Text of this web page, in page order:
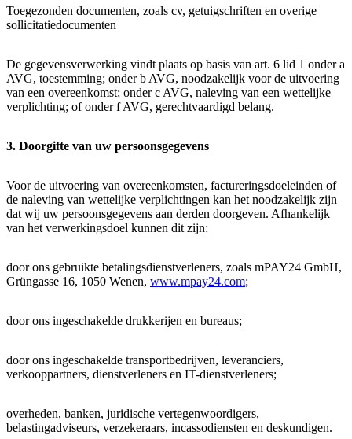
Toegezonden documenten, zoals cv, getuigschriften en overige
sollicitatiedocumenten
De gegevensverwerking vindt plaats op basis van art. 6 lid 1 onder a
AVG, toestemming; onder b AVG, noodzakelijk voor de uitvoering
van een overeenkomst; onder c AVG, naleving van een wettelijke
verplichting; of onder f AVG, gerechtvaardigd belang.
3. Doorgifte van uw persoonsgegevens
Voor de uitvoering van overeenkomsten, factureringsdoeleinden of
de naleving van wettelijke verplichtingen kan het noodzakelijk zijn
dat wij uw persoonsgegevens aan derden doorgeven. Afhankelijk
van het verwerkingsdoel kunnen dit zijn:
door ons gebruikte betalingsdienstverleners, zoals mPAY24 GmbH,
Grüngasse 16, 1050 Wenen, www.mpay24.com;
door ons ingeschakelde drukkerijen en bureaus;
door ons ingeschakelde transportbedrijven, leveranciers,
verkooppartners, dienstverleners en IT-dienstverleners;
overheden, banken, juridische vertegenwoordigers,
belastingadviseurs, verzekeraars, incassodiensten en deskundigen.